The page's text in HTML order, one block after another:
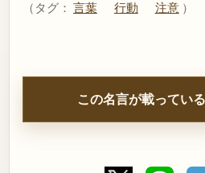
（タグ： 言葉 行動 注意 ）
この名言が載ってい